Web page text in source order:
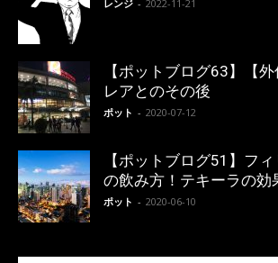
レンジ - 2022-11-21
【ポットブログ63】【
レアとのその後
ポット - 2020-07-12
【ポットブログ51】フ
の飲み方！テキーラの効
ポット - 2020-06-10